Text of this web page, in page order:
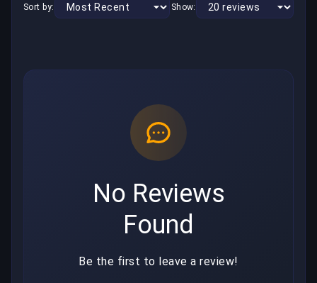
Sort by: Show:
No Reviews
Found
Be the first to leave a review!